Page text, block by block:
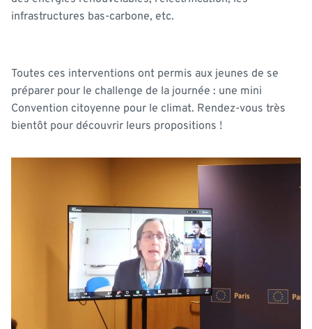
infrastructures bas-carbone, etc.
Toutes ces interventions ont permis aux jeunes de se
préparer pour le challenge de la journée : une mini
Convention citoyenne pour le climat. Rendez-vous très
bientôt pour découvrir leurs propositions !